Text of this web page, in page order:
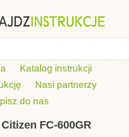
Katalog instrukcji
Nasi partnerzy
do nas
FC-600GR